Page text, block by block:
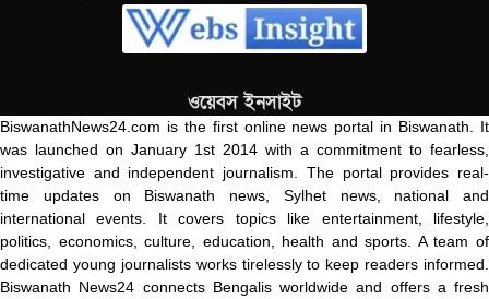
ওয়েবস ইনসাইট
BiswanathNews24.com is the first online news portal in Biswanath. It
was launched on January 1st 2014 with a commitment to fearless,
investigative and independent journalism. The portal provides real-
time updates on Biswanath news, Sylhet news, national and
international events. It covers topics like entertainment, lifestyle,
politics, economics, culture, education, health and sports. A team of
dedicated young journalists works tirelessly to keep readers informed.
Biswanath News24 connects Bengalis worldwide and offers a fresh